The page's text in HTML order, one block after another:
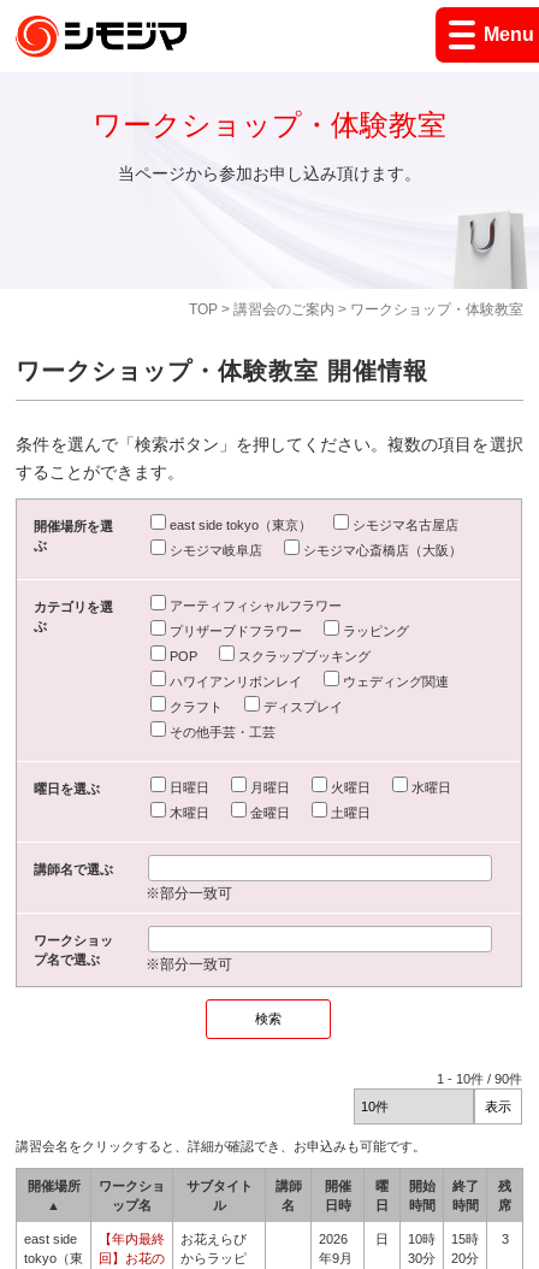
Menu
TOP> 講習会のご案内 > ワークショップ・体験教室
ワークショップ・体験教室
当ページから参加お申し込み頂けます。
ワークショップ・体験教室 開催情報
条件を選んで「検索ボタン」を押してください。複数の項目を選択
することができます。
開催場所を選
ぶ
east side tokyo（東京）
シモジマ名古屋店
シモジマ岐阜店
シモジマ心斎橋店（大阪）
カテゴリを選
ぶ
アーティフィシャルフラワー
プリザーブドフラワー
ラッピング
POP
スクラップブッキング
ハワイアンリボンレイ
ウェディング関連
クラフト
ディスプレイ
その他手芸・工芸
曜日を選ぶ 日曜日 月曜日 火曜日
水曜日
木曜日
金曜日 土曜日
講師名で選ぶ
※部分一致可
ワークショッ
プ名で選ぶ
※部分一致可
1 - 10件 /90件
講習会名をクリックすると、詳細が確認でき、お申込みも可能です。
開催場所
▲
ワークショ
ップ名
サブタイト
ル
講師
名
開催
日時
曜
日
開始
時間
終了
時間
残
席
east side
tokyo（東
【年内最終
回】お花の
お花えらび
からラッピ
2026
年9月
日
10時
30分
15時
20分
3